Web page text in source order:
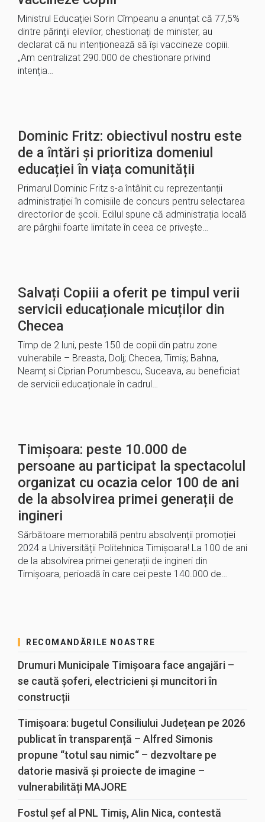
Ministrul Educației Sorin Cîmpeanu a anunțat că 77,5%
dintre părinții elevilor, chestionați de minister, au
declarat că nu intenționează să își vaccineze copiii.
„Am centralizat 290.000 de chestionare privind
intenția…
Dominic Fritz: obiectivul nostru este
de a întări și prioritiza domeniul
educației în viața comunității
Primarul Dominic Fritz s-a întâlnit cu reprezentanții
administrației în comisiile de concurs pentru selectarea
directorilor de școli. Edilul spune că administrația locală
are pârghii foarte limitate în ceea ce privește…
Salvați Copiii a oferit pe timpul verii
servicii educaționale micuților din
Checea
Timp de 2 luni, peste 150 de copii din patru zone
vulnerabile – Breasta, Dolj; Checea, Timiș; Bahna,
Neamț si Ciprian Porumbescu, Suceava, au beneficiat
de servicii educaționale în cadrul…
Timișoara: peste 10.000 de
persoane au participat la spectacolul
organizat cu ocazia celor 100 de ani
de la absolvirea primei generații de
ingineri
Sărbătoare memorabilă pentru absolvenții promoției
2024 a Universității Politehnica Timișoara! La 100 de ani
de la absolvirea primei generații de ingineri din
Timișoara, perioadă în care cei peste 140.000 de…
RECOMANDĂRILE NOASTRE
Drumuri Municipale Timișoara face angajări –
se caută șoferi, electricieni și muncitori în
construcții
Timișoara: bugetul Consiliului Județean pe 2026
publicat în transparență – Alfred Simonis
propune “totul sau nimic“ – dezvoltare pe
datorie masivă și proiecte de imagine –
vulnerabilități MAJORE
Fostul șef al PNL Timiș, Alin Nica, contestă